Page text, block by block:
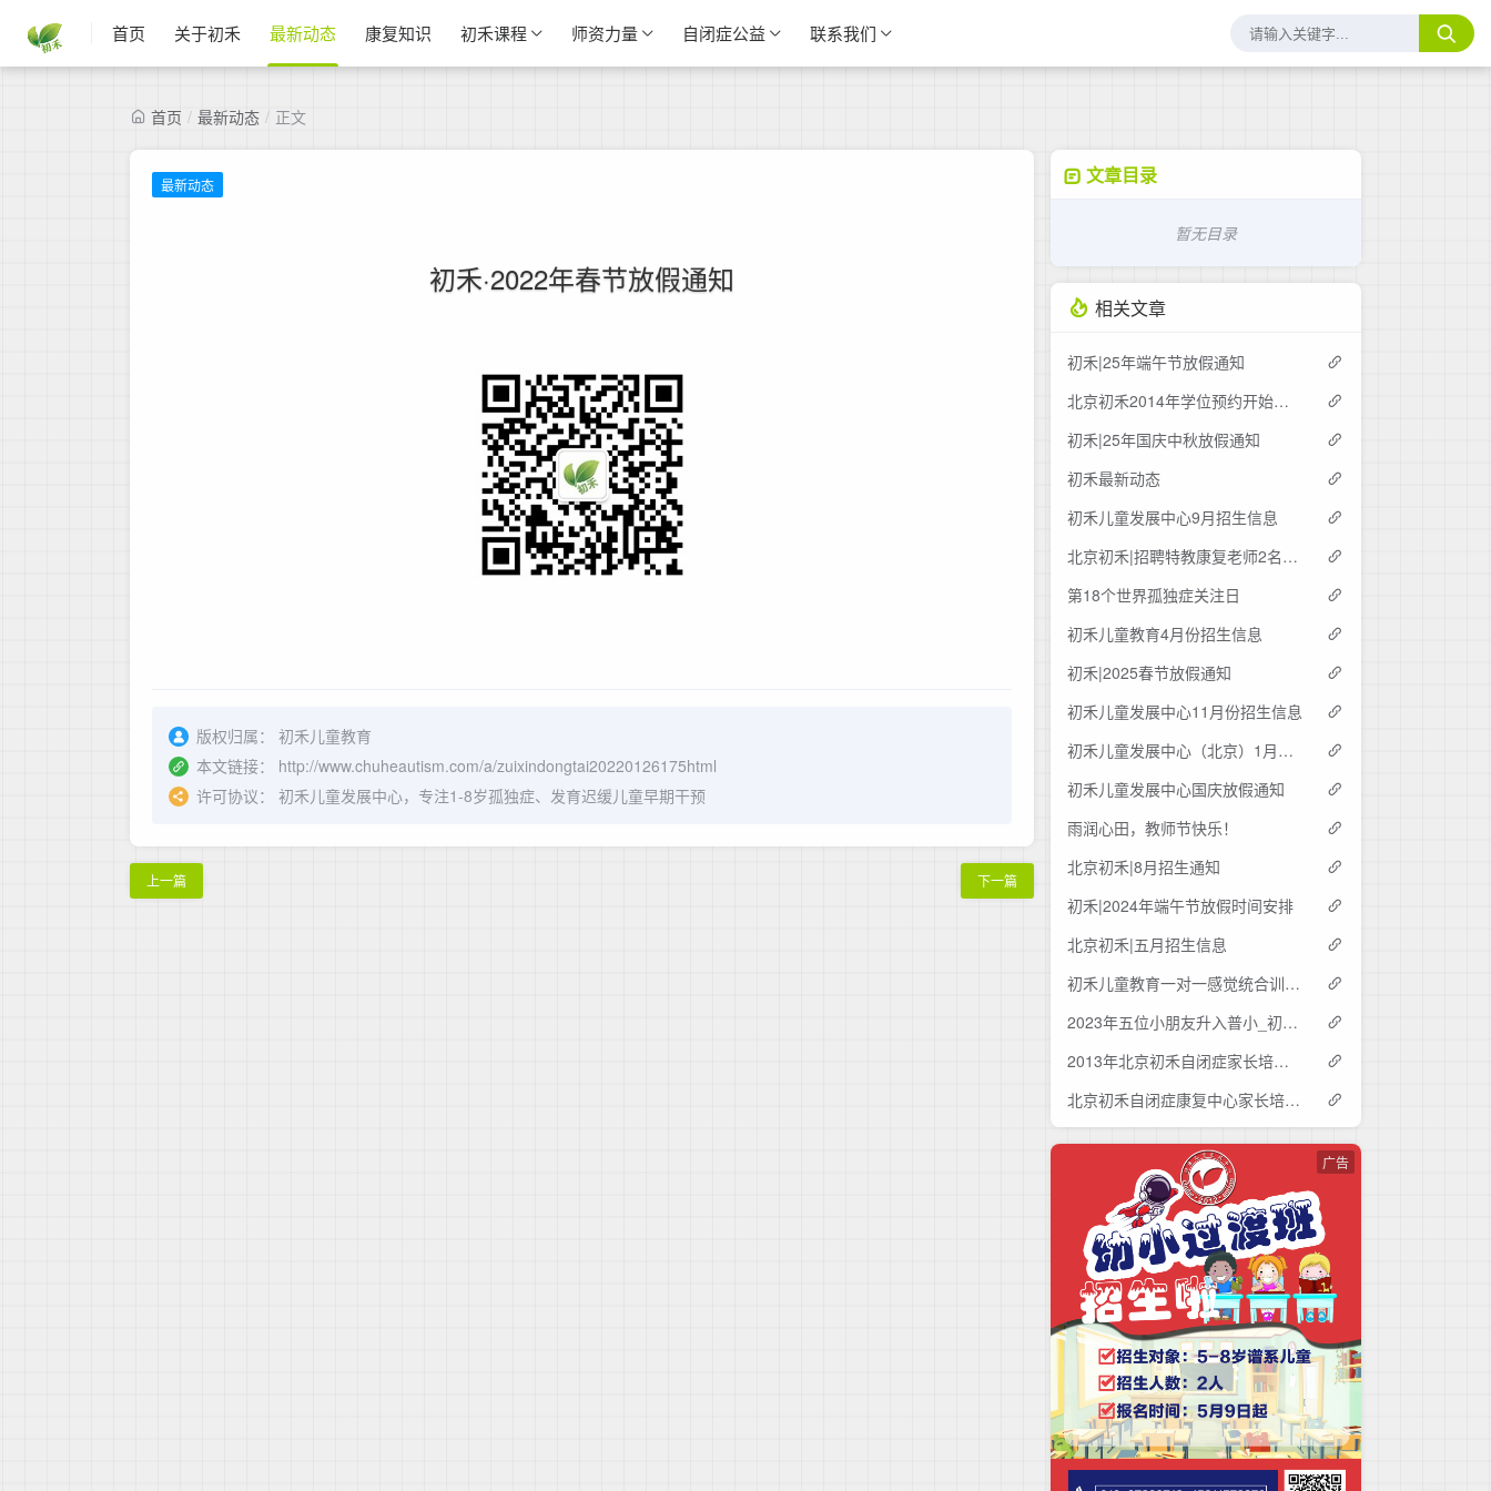
首页 关于初禾 最新动态 康复知识 初禾课程 师资力量 自闭症公益 联系我们
首页 / 最新动态 / 正文
最新动态
初禾·2022年春节放假通知
版权归属：
初禾儿童教育
本文链接：
http://www.chuheautism.com/a/zuixindongtai20220126175html
许可协议：
初禾儿童发展中心，专注1-8岁孤独症、发育迟缓儿童早期干预
上一篇 下一篇
文章目录
暂无目录
相关文章
初禾|25年端午节放假通知
北京初禾2014年学位预约开始了！
初禾|25年国庆中秋放假通知
初禾最新动态
初禾儿童发展中心9月招生信息
北京初禾|招聘特教康复老师2名（驻外工作）
第18个世界孤独症关注日
初禾儿童教育4月份招生信息
初禾|2025春节放假通知
初禾儿童发展中心11月份招生信息
初禾儿童发展中心（北京）1月份招生信息
初禾儿童发展中心国庆放假通知
雨润心田，教师节快乐！
北京初禾|8月招生通知
初禾|2024年端午节放假时间安排
北京初禾|五月招生信息
初禾儿童教育一对一感觉统合训练课程预约
2023年五位小朋友升入普小_初禾儿童教育-自闭症儿童发展中心
2013年北京初禾自闭症家长培训第15期
北京初禾自闭症康复中心家长培训第16期
广告